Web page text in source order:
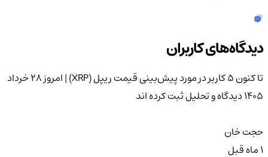
دیدگاه‌های کاربران
تا کنون 5 کاربر در مورد
پیش‌بینی قیمت ریپل (XRP) | امروز 28 خرداد
1405دیدگاه و تحلیل ثبت کرده اند
حجت خان